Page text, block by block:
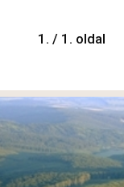
1. / 1. oldal